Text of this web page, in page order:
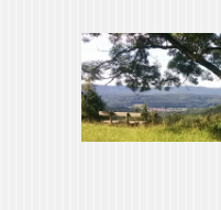
Pia
„Ohne Wurzeln